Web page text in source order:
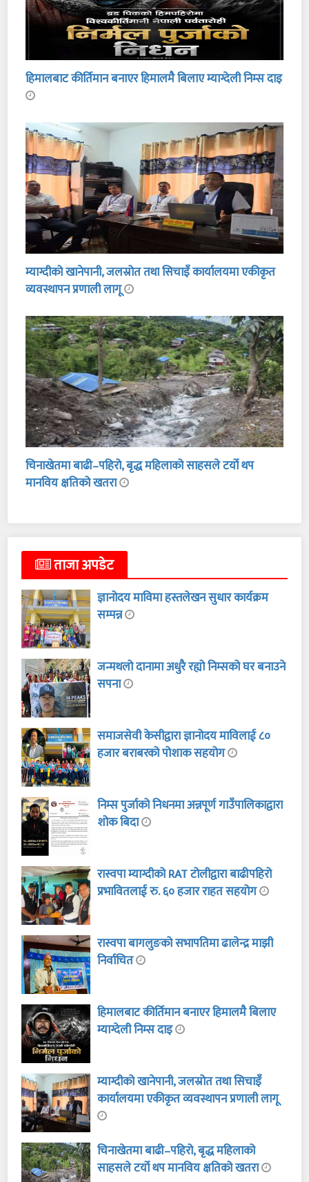
हिमालबाट कीर्तिमान बनाएर हिमालमै बिलाए म्याग्देली निम्स दाइ
म्याग्दीको खानेपानी, जलस्रोत तथा सिचाइँ कार्यालयमा एकीकृत
व्यवस्थापन प्रणाली लागू
चिनाखेतमा बाढी–पहिरो, बृद्ध महिलाको साहसले टर्यो थप
मानविय क्षतिको खतरा
ताजा अपडेट
ज्ञानोदय माविमा हस्तलेखन सुधार कार्यक्रम
सम्पन्न
जन्मथलो दानामा अधुरै रह्यो निम्सको घर बनाउने
सपना
समाजसेवी केसीद्वारा ज्ञानोदय माविलाई ८०
हजार बराबरको पोशाक सहयोग
निम्स पुर्जाको निधनमा अन्नपूर्ण गाउँपालिकाद्वारा
शोक बिदा
रास्वपा म्याग्दीको RAT टोलीद्वारा बाढीपहिरो
प्रभावितलाई रु. ६० हजार राहत सहयोग
रास्वपा बागलुङको सभापतिमा ढालेन्द्र माझी
निर्वाचित
हिमालबाट कीर्तिमान बनाएर हिमालमै बिलाए
म्याग्देली निम्स दाइ
म्याग्दीको खानेपानी, जलस्रोत तथा सिचाइँ
कार्यालयमा एकीकृत व्यवस्थापन प्रणाली लागू
चिनाखेतमा बाढी–पहिरो, बृद्ध महिलाको
साहसले टर्यो थप मानविय क्षतिको खतरा